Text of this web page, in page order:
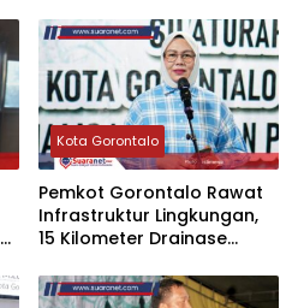
Kota Gorontalo
Pemkot Gorontalo Rawat
Infrastruktur Lingkungan,
15 Kilometer Drainase